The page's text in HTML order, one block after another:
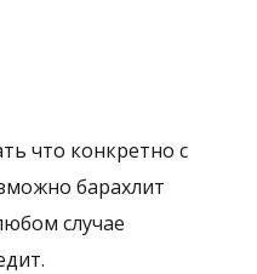
что конкретно с
барахлит
случае